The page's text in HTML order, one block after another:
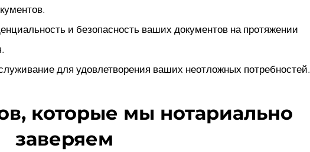
и безопасность ваших документов на протяжении
для удовлетворения ваших неотложных потребностей.
которые мы нотариально
заверяем